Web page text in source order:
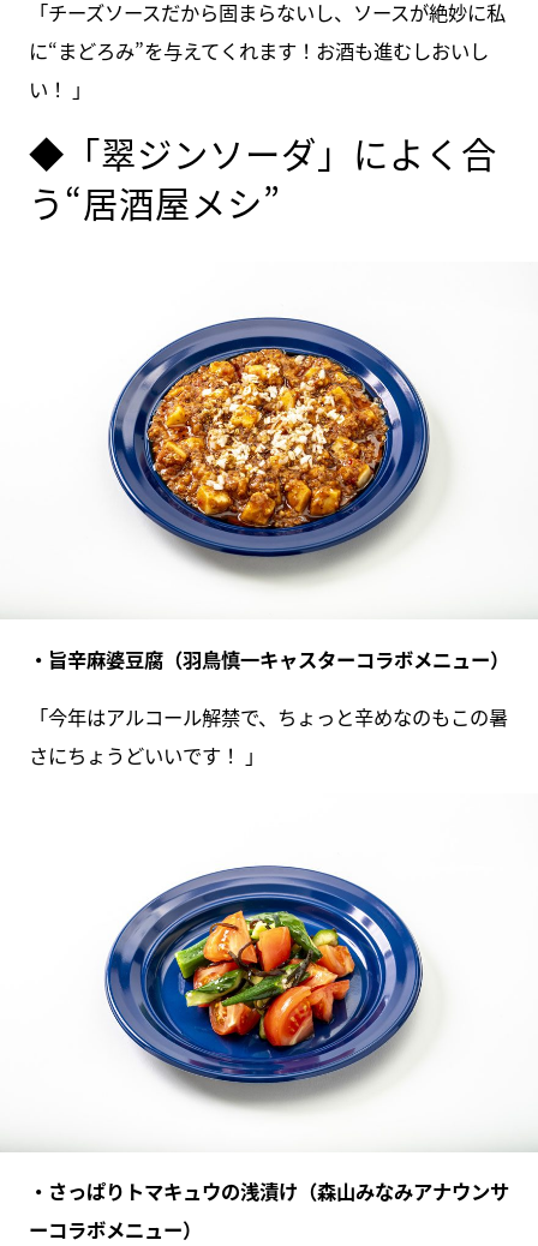
「チーズソースだから固まらないし、ソースが絶妙に私
に“まどろみ”を与えてくれます！お酒も進むしおいし
い！ 」
◆「翠ジンソーダ」によく合
う“居酒屋メシ”
・旨辛麻婆豆腐（羽鳥慎一キャスターコラボメニュー）
「今年はアルコール解禁で、ちょっと辛めなのもこの暑
さにちょうどいいです！ 」
・さっぱりトマキュウの浅漬け（森山みなみアナウンサ
ーコラボメニュー）